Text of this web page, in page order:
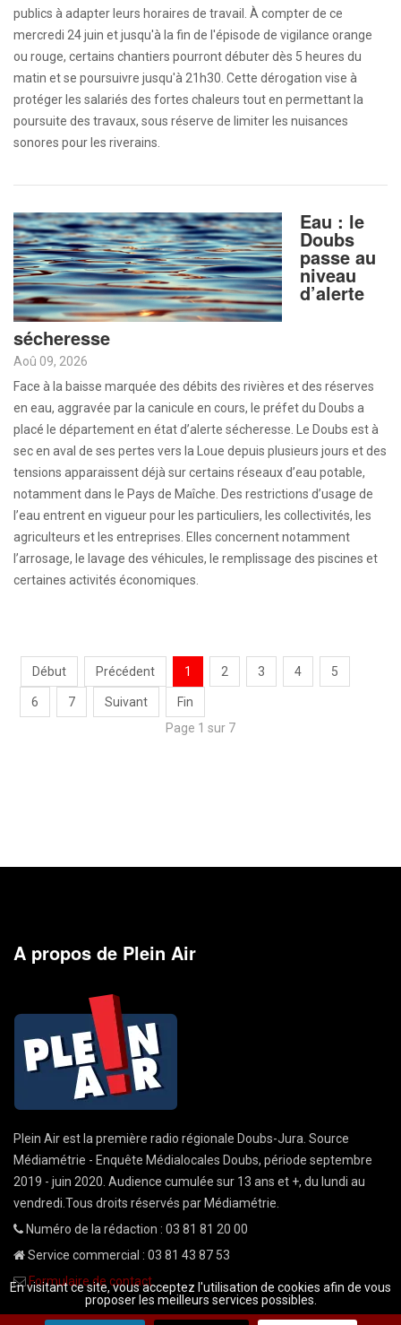
publics à adapter leurs horaires de travail. À compter de ce
mercredi 24 juin et jusqu'à la fin de l'épisode de vigilance orange
ou rouge, certains chantiers pourront débuter dès 5 heures du
matin et se poursuivre jusqu'à 21h30. Cette dérogation vise à
protéger les salariés des fortes chaleurs tout en permettant la
poursuite des travaux, sous réserve de limiter les nuisances
sonores pour les riverains.
Eau : le
Doubs
passe au
niveau
d’alerte
sécheresse
Aoû 09, 2026
Face à la baisse marquée des débits des rivières et des réserves
en eau, aggravée par la canicule en cours, le préfet du Doubs a
placé le département en état d’alerte sécheresse. Le Doubs est à
sec en aval de ses pertes vers la Loue depuis plusieurs jours et des
tensions apparaissent déjà sur certains réseaux d’eau potable,
notamment dans le Pays de Maîche. Des restrictions d’usage de
l’eau entrent en vigueur pour les particuliers, les collectivités, les
agriculteurs et les entreprises. Elles concernent notamment
l’arrosage, le lavage des véhicules, le remplissage des piscines et
certaines activités économiques.
Début Précédent 1 2 3 4 5
6 7 Suivant
Fin
Page 1 sur 7
A propos de Plein Air
Plein Air est la première radio régionale Doubs-Jura. Source
Médiamétrie - Enquête Médialocales Doubs, période septembre
2019 - juin 2020. Audience cumulée sur 13 ans et +, du lundi au
vendredi.Tous droits réservés par Médiamétrie.
Numéro de la rédaction : 03 81 81 20 00
Service commercial : 03 81 43 87 53
Formulaire de contact
En visitant ce site, vous acceptez l'utilisation de cookies afin de vous
proposer les meilleurs services possibles.